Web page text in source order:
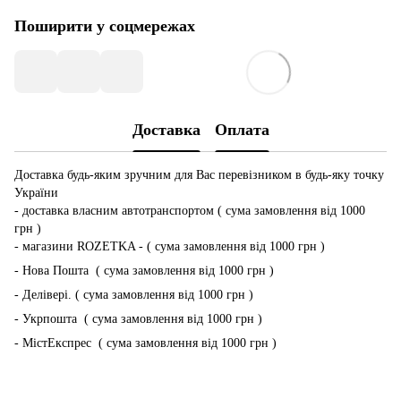
Поширити у соцмережах
Доставка Оплата
Доставка будь-яким зручним для Вас перевізником в будь-яку точку
України
- доставка власним автотранспортом ( сума замовлення від 1000
грн )
- магазини ROZETKA - ( сума замовлення від 1000 грн )
- Нова Пошта ( сума замовлення від 1000 грн )
- Делівері. ( сума замовлення від 1000 грн )
- Укрпошта ( сума замовлення від 1000 грн )
- МістЕкспрес ( сума замовлення від 1000 грн )